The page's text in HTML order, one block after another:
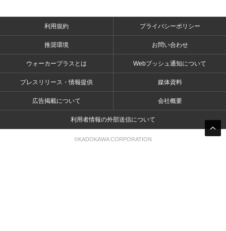
利用規約 プライバシーポリシー
推奨環境 お問い合わせ
ウォーカープラスとは Webプッシュ通知について
プレスリリース・情報提供 媒体資料
広告掲載について 会社概要
利用者情報の外部送信について
©KADOKAWA CORPORATION